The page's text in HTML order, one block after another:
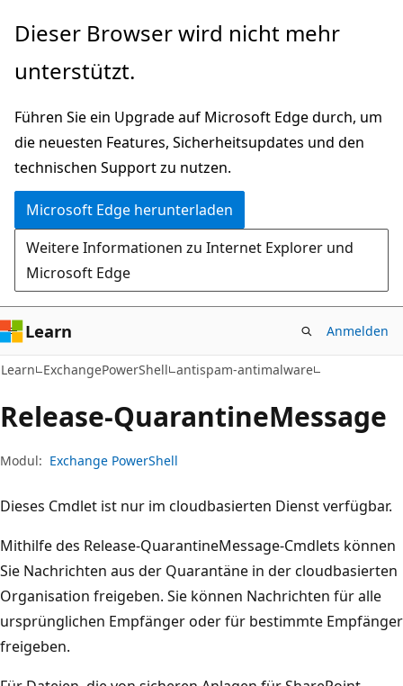
Zu
wechseln
Zur
springen
Dieser Browser wird nicht mehr
unterstützt.
Führen Sie ein Upgrade auf Microsoft Edge durch, um
die neuesten Features, Sicherheitsupdates und den
technischen Support zu nutzen.
Microsoft Edge herunterladen
Weitere Informationen zu Internet Explorer und
Microsoft Edge
Learn Anmelden
Learn ExchangePowerShell antispam-antimalware
Release-QuarantineMessage
Modul: Exchange PowerShell
Dieses Cmdlet ist nur im cloudbasierten Dienst verfügbar.
Mithilfe des Release-QuarantineMessage-Cmdlets können
Sie Nachrichten aus der Quarantäne in der cloudbasierten
Organisation freigeben. Sie können Nachrichten für alle
ursprünglichen Empfänger oder für bestimmte Empfänger
freigeben.